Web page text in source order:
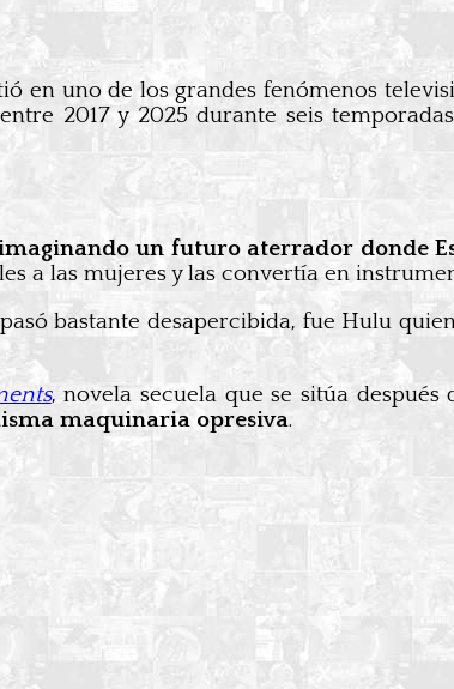
en uno de los grandes fenómenos
2017 y 2025 durante seis
un futuro aterrador donde
a las mujeres y las convertía en
bastante desapercibida, fue Hulu
, novela secuela que se sitúa
maquinaria opresiva.